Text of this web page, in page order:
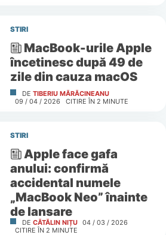
STIRI
MacBook-urile Apple
încetinesc după 49 de
zile din cauza macOS
DE TIBERIU MĂRĂCINEANU
09 / 04 / 2026
CITIRE ÎN 2 MINUTE
STIRI
Apple face gafa
anului: confirmă
accidental numele
„MacBook Neo” înainte
de lansare
DE CĂTĂLIN NIȚU 04 / 03 / 2026
CITIRE ÎN 2 MINUTE